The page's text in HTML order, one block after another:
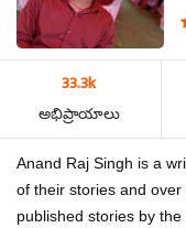
33.3k
అభిప్రాయాలు
Anand Raj Singh is a
of their stories and
published stories by